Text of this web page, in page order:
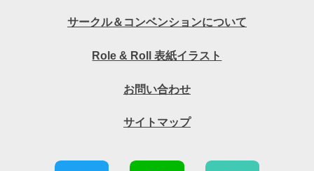
サークル＆コンベンションについて
Role & Roll 表紙イラスト
お問い合わせ
サイトマップ